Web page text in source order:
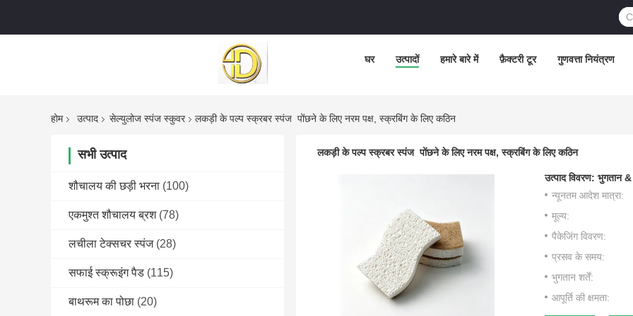
घर उत्पादों हमारे बारे में फ़ैक्टरी टूर गुणवत्ता नियंत्रण
होम उत्पाद सेल्युलोज स्पंज स्कुवर लकड़ी के पल्प स्क्रबर स्पंज ️ पोंछने के लिए नरम पक्ष, स्क्रबिंग के लिए कठिन
सभी उत्पाद
शौचालय की छड़ी भरना (100)
एकमुश्त शौचालय ब्रश (78)
लचीला टेक्सचर स्पंज (28)
सफाई स्क्रूइंग पैड (115)
बाथरूम का पोछा (20)
लकड़ी के पल्प स्क्रबर स्पंज ️ पोंछने के लिए नरम पक्ष, स्क्रबिंग के लिए कठिन
उत्पाद विवरण: भुगतान &
न्यूनतम आदेश मात्रा:
मूल्य:
पैकेजिंग विवरण:
प्रसव के समय:
भुगतान शर्तें:
आपूर्ति की क्षमता: